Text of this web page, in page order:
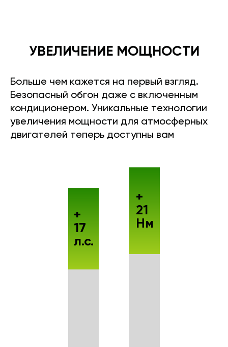
УВЕЛИЧЕНИЕ МОЩНОСТИ
Больше чем кажется на первый взгляд.
Безопасный обгон даже с включенным
кондиционером. Уникальные технологии
увеличения мощности для атмосферных
двигателей теперь доступны вам
+
17
л.с.
+
21
Нм